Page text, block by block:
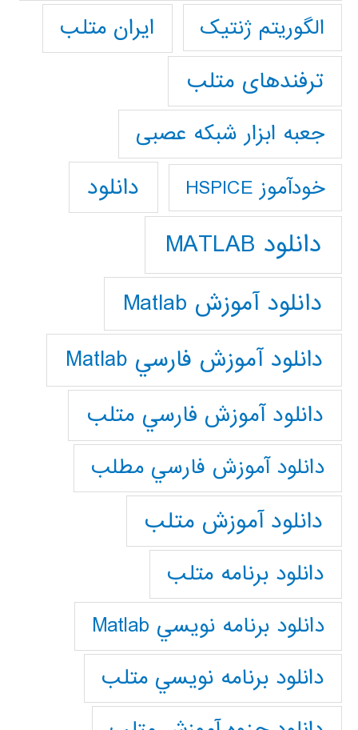
الگوریتم ژنتیک
ایران متلب
ترفندهای متلب
جعبه ابزار شبکه عصبی
خودآموز HSPICE دانلود
دانلود MATLAB
دانلود آموزش Matlab
دانلود آموزش فارسي Matlab
دانلود آموزش فارسي متلب
دانلود آموزش فارسي مطلب
دانلود آموزش متلب
دانلود برنامه متلب
دانلود برنامه نويسي Matlab
دانلود برنامه نويسي متلب